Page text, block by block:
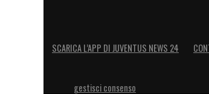
SCARICA L’APP DI JUVENTUS NEWS 24
gestisci consenso